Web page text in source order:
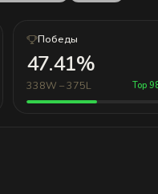
Победы
47.41%
338W – 375L Top